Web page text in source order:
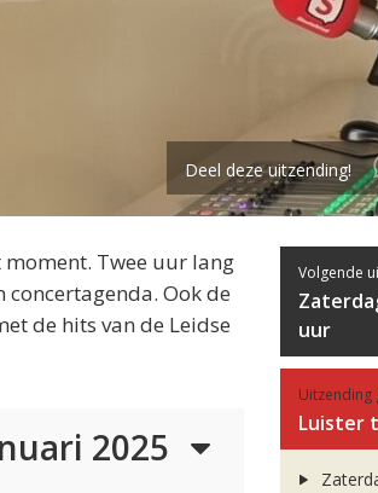
Deel deze uitzending!
Twee uur lang
Ook de
de hits van de Leidse
2025
Volgende
uur
Uitzending
Luister